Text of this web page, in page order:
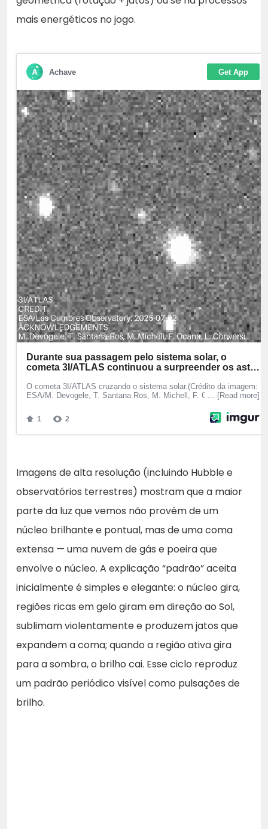
mais energéticos no jogo.
Imagens de alta resolução (incluindo Hubble e
observatórios terrestres) mostram que a maior
parte da luz que vemos não provém de um
núcleo brilhante e pontual, mas de uma coma
extensa — uma nuvem de gás e poeira que
envolve o núcleo. A explicação “padrão” aceita
inicialmente é simples e elegante: o núcleo gira,
regiões ricas em gelo giram em direção ao Sol,
sublimam violentamente e produzem jatos que
expandem a coma; quando a região ativa gira
para a sombra, o brilho cai. Esse ciclo reproduz
um padrão periódico visível como pulsações de
brilho.